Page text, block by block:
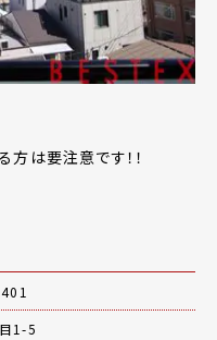
は要注意です！！
1-5